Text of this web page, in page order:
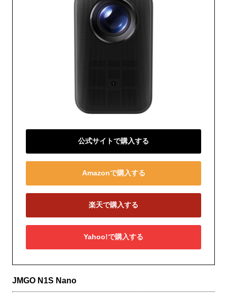
公式サイトで購入する
Amazonで購入する
楽天で購入する
Yahoo!で購入する
JMGO N1S Nano